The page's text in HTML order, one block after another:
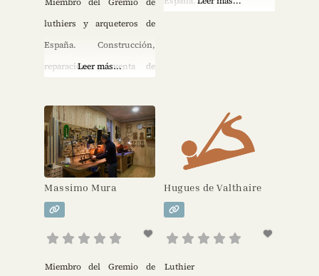
gamba, violas de amor,
guitarras, arcos modernos
y barrocos.”
luthiers y arqueteros de
España. Construcción,
reparación y venta de
violonchelos. Venta de
accesorios y arcos.
Leer más...
Massimo Mura
Miembro del Gremio de
Hugues de Valthaire
Luthier